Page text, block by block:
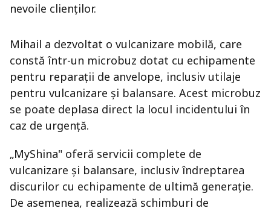
nevoile clienților.
Mihail a dezvoltat o vulcanizare mobilă, care
constă într-un microbuz dotat cu echipamente
pentru reparații de anvelope, inclusiv utilaje
pentru vulcanizare și balansare. Acest microbuz
se poate deplasa direct la locul incidentului în
caz de urgență.
„MyShina" oferă servicii complete de
vulcanizare și balansare, inclusiv îndreptarea
discurilor cu echipamente de ultimă generație.
De asemenea, realizează schimburi de